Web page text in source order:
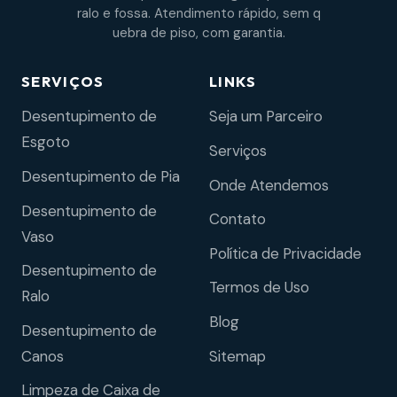
ralo e fossa. Atendimento rápido, sem q
uebra de piso, com garantia.
SERVIÇOS
Desentupimento de
Esgoto
Desentupimento de Pia
Desentupimento de
Vaso
Desentupimento de
Ralo
Desentupimento de
Canos
Limpeza de Caixa de
LINKS
Seja um Parceiro
Serviços
Onde Atendemos
Contato
Política de Privacidade
Termos de Uso
Blog
Sitemap